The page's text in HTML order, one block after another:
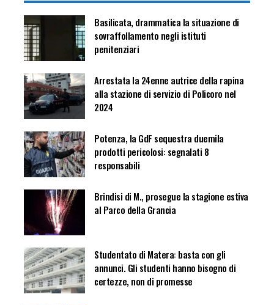
Basilicata, drammatica la situazione di
sovraffollamento negli istituti
penitenziari
Arrestata la 24enne autrice della rapina
alla stazione di servizio di Policoro nel
2024
Potenza, la GdF sequestra duemila
prodotti pericolosi: segnalati 8
responsabili
Brindisi di M., prosegue la stagione estiva
al Parco della Grancia
Studentato di Matera: basta con gli
annunci. Gli studenti hanno bisogno di
certezze, non di promesse